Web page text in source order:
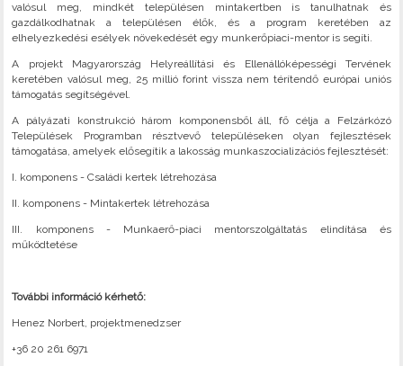
valósul meg, mindkét településen mintakertben is tanulhatnak és
gazdálkodhatnak a településen élők, és a program keretében az
elhelyezkedési esélyek növekedését egy munkerőpiaci-mentor is segíti.
A projekt Magyarország Helyreállítási és Ellenállóképességi Tervének
keretében valósul meg, 25 millió forint vissza nem térítendő európai uniós
támogatás segítségével.
A pályázati konstrukció három komponensből áll, fő célja a Felzárkózó
Települések Programban résztvevő településeken olyan fejlesztések
támogatása, amelyek elősegítik a lakosság munkaszocializációs fejlesztését:
I. komponens - Családi kertek létrehozása
II. komponens - Mintakertek létrehozása
III. komponens - Munkaerő-piaci mentorszolgáltatás elindítása és
működtetése
További információ kérhető:
Henez Norbert, projektmenedzser
+36 20 261 6971